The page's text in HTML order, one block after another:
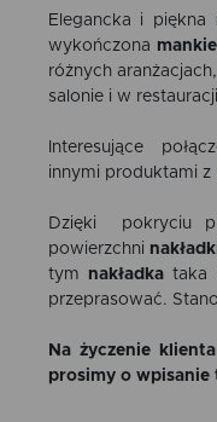
Elegancka i piękna
wykończona
różnych
salonie i w
Interesujące
innymi produktami z
Dzięki pokryciu
powierzchni
tym nakładkataka
przeprasować.
Na życzenie
prosimy o